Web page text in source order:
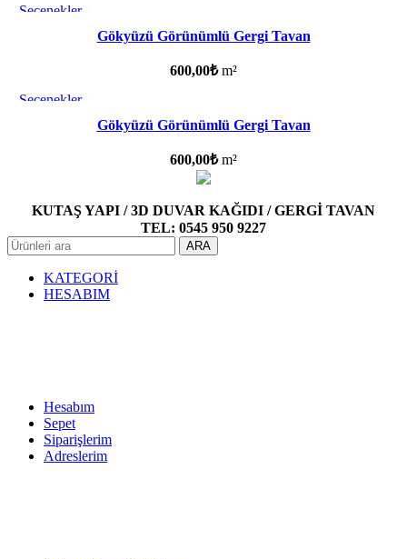
Seçenekler
Gökyüzü Görünümlü Gergi Tavan
600,00₺m²
Seçenekler
Gökyüzü Görünümlü Gergi Tavan
600,00₺m²
KUTAŞ YAPI / 3D DUVAR KAĞIDI / GERGİ TAVAN
TEL: 0545 950 9227
ARA
KATEGORİ
HESABIM
Hesabım
Sepet
Siparişlerim
Adreslerim